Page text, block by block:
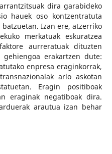
dira garabideko
hauek oso kontzentratuta
Izan ere, atzerriko
merkatuak eskuratzea
aurreratuak dituzten
erakartzen dute:
enpresa eraginkorrak,
arlo askotan
Eragin positiboak
eraginak negatiboak dira.
arautua izan behar